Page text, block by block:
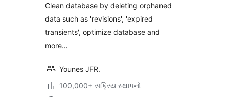
Up Site
Performance
Clean database by deleting orphaned
data such as 'revisions', 'expired
transients', optimize database and
more…
Younes JFR.
100,000+ સક્રિય સ્થાપનો